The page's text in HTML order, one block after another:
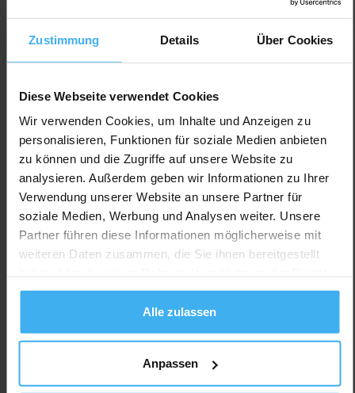
Zustimmung Details Über Cookies
Diese Webseite verwendet Cookies
Wir verwenden Cookies, um Inhalte und Anzeigen zu
personalisieren, Funktionen für soziale Medien anbieten
zu können und die Zugriffe auf unsere Website zu
analysieren. Außerdem geben wir Informationen zu Ihrer
Verwendung unserer Website an unsere Partner für
soziale Medien, Werbung und Analysen weiter. Unsere
Partner führen diese Informationen möglicherweise mit
weiteren Daten zusammen, die Sie ihnen bereitgestellt
gesammelt haben.
Alle zulassen
Anpassen
CONTAINERDIENST
Containerdienst Achim Hitzemann e.K.
Noch keine Bewertung
Stadthäger Str. 29, 31552 Apelern (Soldorf), Deutschland
Jetzt Anrufen